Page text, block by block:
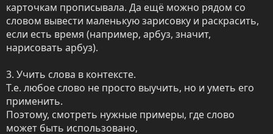
карточкам прописывала. Да ещё можно рядом со
словом вывести маленькую зарисовку и раскрасить,
если есть время (например, арбуз, значит,
нарисовать арбуз).
3. Учить слова в контексте.
Т.е. любое слово не просто выучить, но и уметь его
применить.
Поэтому, смотреть нужные примеры, где слово
может быть использовано,